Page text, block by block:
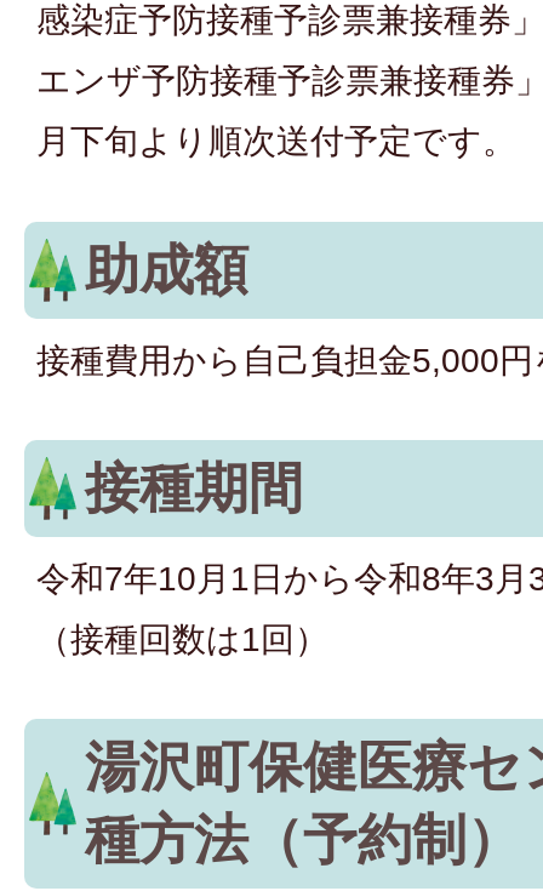
感染症予防接種予診票兼接種券
エンザ予防接種予診票兼接種券
月下旬より順次送付予定です。
助成額
接種費用から自己負担金5,000
接種期間
令和7年10月1日から令和8年3月
（接種回数は1回）
湯沢町保健医療
種方法（予約制）